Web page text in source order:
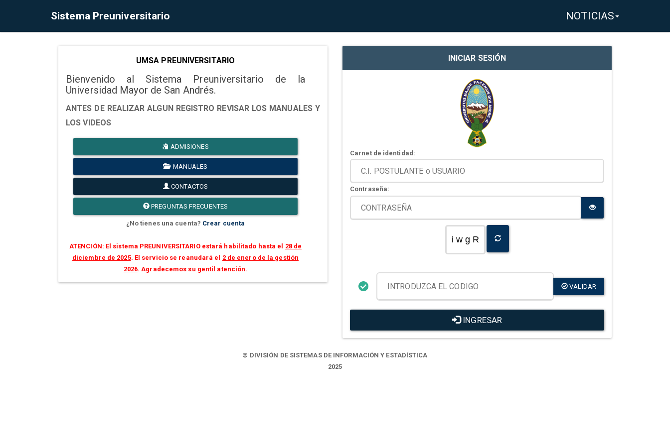
Sistema Preuniversitario NOTICIAS
UMSA PREUNIVERSITARIO
Bienvenido al Sistema Preuniversitario de la
Universidad Mayor de San Andrés.
ANTES DE REALIZAR ALGUN REGISTRO REVISAR LOS MANUALES Y
LOS VIDEOS
ADMISIONES
MANUALES
CONTACTOS
PREGUNTAS FRECUENTES
¿No tienes una cuenta? Crear cuenta
ATENCIÓN: El sistema PREUNIVERSITARIO estará habilitado hasta el 28 de
diciembre de 2025. El servicio se reanudará el 2 de enero de la gestión
2026. Agradecemos su gentil atención.
INICIAR SESIÓN
Carnet de identidad:
Contraseña:
i w g R
VALIDAR
INGRESAR
© DIVISIÓN DE SISTEMAS DE INFORMACIÓN Y ESTADÍSTICA
2025